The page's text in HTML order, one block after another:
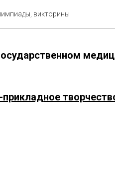
викторины